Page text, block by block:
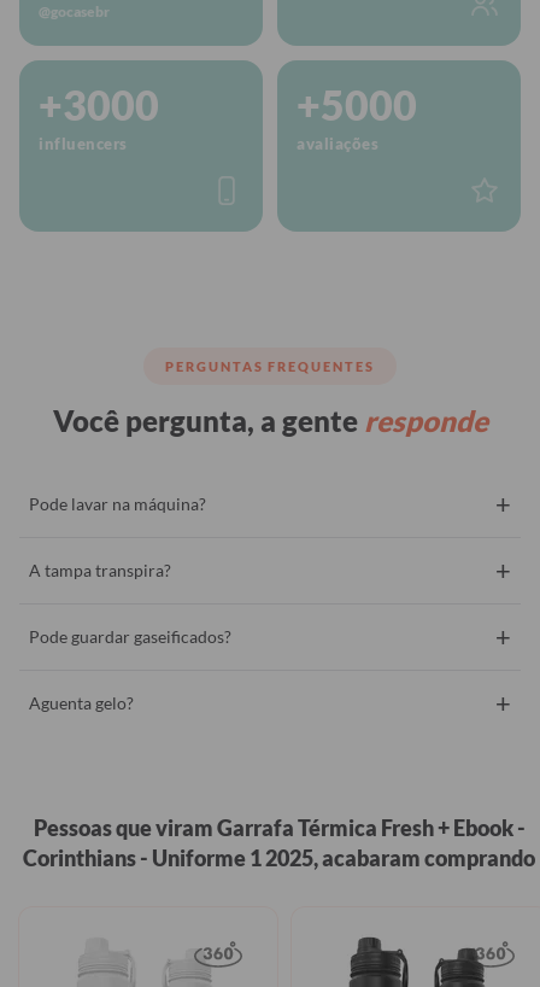
@gocasebr
+3000
influencers
+5000
avaliações
PERGUNTAS FREQUENTES
Você pergunta, a gente responde
Pode lavar na máquina? +
A tampa transpira? +
Pode guardar gaseificados? +
Aguenta gelo? +
Pessoas que viram Garrafa Térmica Fresh + Ebook -
Corinthians - Uniforme 1 2025, acabaram comprando